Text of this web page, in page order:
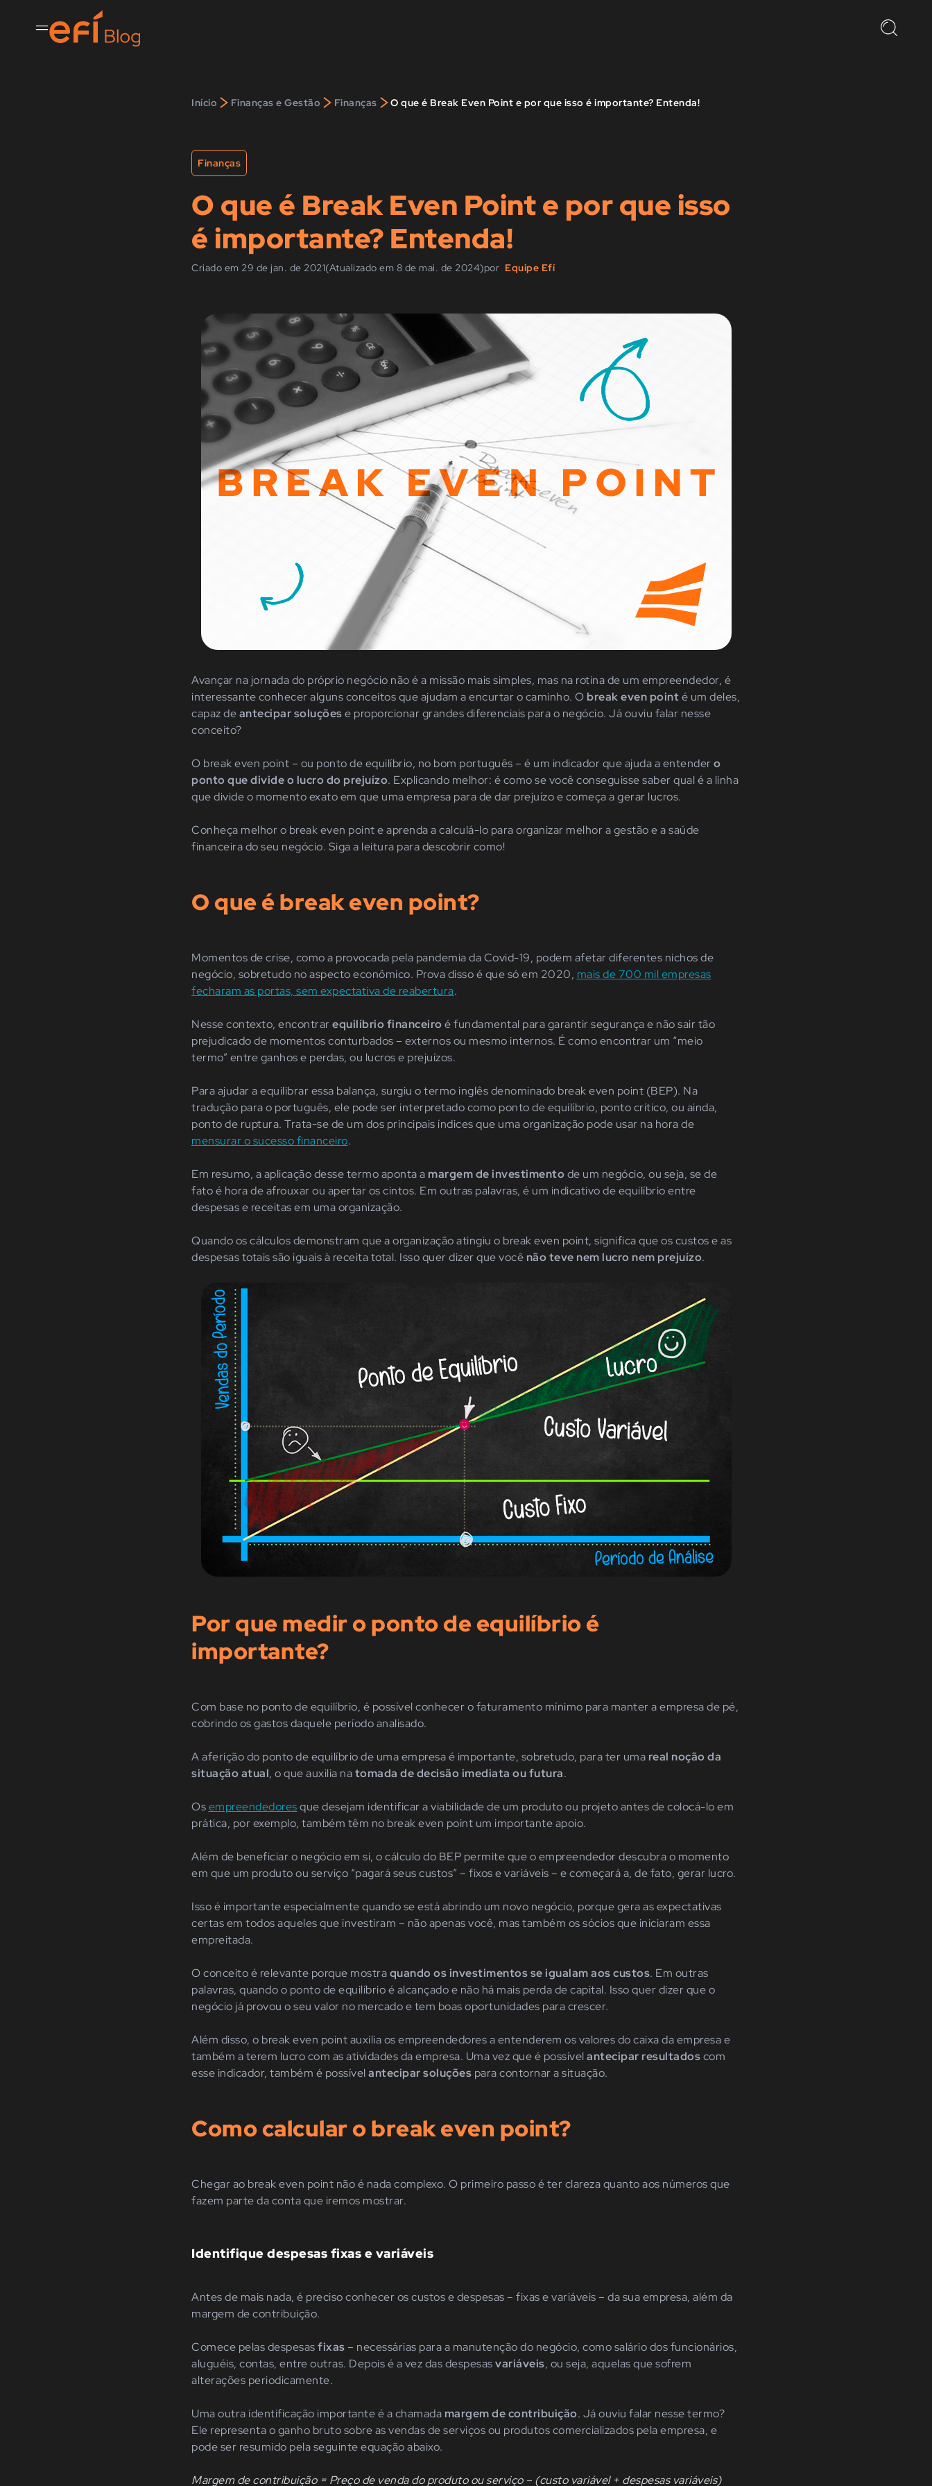
Início > Finanças e Gestão > Finanças >O que é Break Even Point e por que isso é importante? Entenda!
Finanças
O que é Break Even Point e por que isso
é importante? Entenda!
Criado em 29 de jan. de 2021(Atualizado em 8 de mai. de 2024)por Equipe Efí
Avançar na jornada do próprio negócio não é a missão mais simples, mas na rotina de um empreendedor, é
interessante conhecer alguns conceitos que ajudam a encurtar o caminho. O break even pointé um deles,
capaz deantecipar soluçõese proporcionar grandes diferenciais para o negócio. Já ouviu falar nesse
conceito?
O break even point – ou ponto de equilíbrio, no bom português – é um indicador que ajuda a entendero
ponto que divide o lucro do prejuízo. Explicando melhor: é como se você conseguisse saber qual é a linha
que divide o momento exato em que uma empresa para de dar prejuízo e começa a gerar lucros.
Conheça melhor o break even point e aprenda a calculá-lo para organizar melhor a gestão e a saúde
financeira do seu negócio. Siga a leitura para descobrir como!
O que é break even point?
Momentos de crise, como a provocada pela pandemia da Covid-19, podem afetar diferentes nichos de
negócio, sobretudo no aspecto econômico. Prova disso é que só em 2020, mais de 700 mil empresas
fecharam as portas, sem expectativa de reabertura.
Nesse contexto, encontrarequilíbrio financeiro é fundamental para garantir segurança e não sair tão
prejudicado de momentos conturbados – externos ou mesmo internos. É como encontrar um “meio
termo” entre ganhos e perdas, ou lucros e prejuízos.
Para ajudar a equilibrar essa balança, surgiu o termo inglês denominado break even point (BEP). Na
tradução para o português, ele pode ser interpretado como ponto de equilíbrio, ponto crítico, ou ainda,
ponto de ruptura. Trata-se de um dos principais índices que uma organização pode usar na hora de
mensurar o sucesso financeiro.
Em resumo, a aplicação desse termo aponta a margem de investimento de um negócio, ou seja, se de
fato é hora de afrouxar ou apertar os cintos. Em outras palavras, é um indicativo de equilíbrio entre
despesas e receitas em uma organização.
Quando os cálculos demonstram que a organização atingiu o break even point, significa que os custos e as
despesas totais são iguais à receita total. Isso quer dizer que você não teve nem lucro nem prejuízo.
Por que medir o ponto de equilíbrio é
importante?
Com base no ponto de equilíbrio, é possível conhecer o faturamento mínimo para manter a empresa de pé,
cobrindo os gastos daquele período analisado.
A aferição do ponto de equilíbrio de uma empresa é importante, sobretudo, para ter uma real noção da
situação atual, o que auxilia natomada de decisão imediata ou futura.
Osempreendedoresque desejam identificar a viabilidade de um produto ou projeto antes de colocá-lo em
prática, por exemplo, também têm no break even point um importante apoio.
Além de beneficiar o negócio em si, o cálculo do BEP permite que o empreendedor descubra o momento
em que um produto ou serviço “pagará seus custos” – fixos e variáveis – e começará a, de fato, gerar lucro.
Isso é importante especialmente quando se está abrindo um novo negócio, porque gera as expectativas
certas em todos aqueles que investiram – não apenas você, mas também os sócios que iniciaram essa
empreitada.
O conceito é relevante porque mostraquando os investimentos se igualam aos custos. Em outras
palavras, quando o ponto de equilíbrio é alcançado e não há mais perda de capital. Isso quer dizer que o
negócio já provou o seu valor no mercado e tem boas oportunidades para crescer.
Além disso, o break even point auxilia os empreendedores a entenderem os valores do caixa da empresa e
também a terem lucro com as atividades da empresa. Uma vez que é possívelantecipar resultadoscom
esse indicador, também é possívelantecipar soluções para contornar a situação.
Como calcular o break even point?
Chegar ao break even point não é nada complexo. O primeiro passo é ter clareza quanto aos números que
fazem parte da conta que iremos mostrar.
Identifique despesas fixas e variáveis
Antes de mais nada, é preciso conhecer os custos e despesas – fixas e variáveis – da sua empresa, além da
margem de contribuição.
Comece pelas despesasfixas– necessárias para a manutenção do negócio, como salário dos funcionários,
aluguéis, contas, entre outras. Depois é a vez das despesasvariáveis, ou seja, aquelas que sofrem
alterações periodicamente.
Uma outra identificação importante é a chamada margem de contribuição. Já ouviu falar nesse termo?
Ele representa o ganho bruto sobre as vendas de serviços ou produtos comercializados pela empresa, e
pode ser resumido pela seguinte equação abaixo.
Margem de contribuição = Preço de venda do produto ou serviço – (custo variável + despesas variáveis)